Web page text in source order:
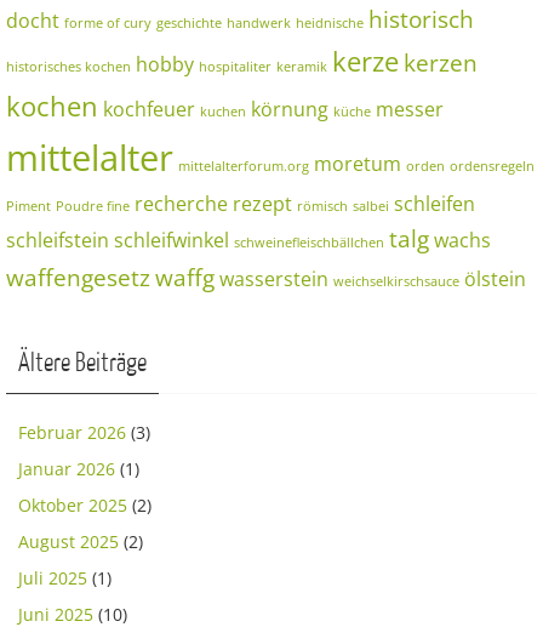
docht forme of cury geschichte handwerk heidnische historisch
historisches kochen hobby hospitaliter keramik kerzekerzen
kochen kochfeuer kuchen körnung küche messer
mittelalter mittelalterforum.org moretum orden ordensregeln
Piment Poudre fine recherche rezept römisch salbei schleifen
schleifstein schleifwinkel schweinefleischbällchen talgwachs
waffengesetzwaffgwasserstein weichselkirschsauce ölstein
Ältere Beiträge
Februar 2026 (3)
Januar 2026 (1)
Oktober 2025 (2)
August 2025 (2)
Juli 2025 (1)
Juni 2025 (10)